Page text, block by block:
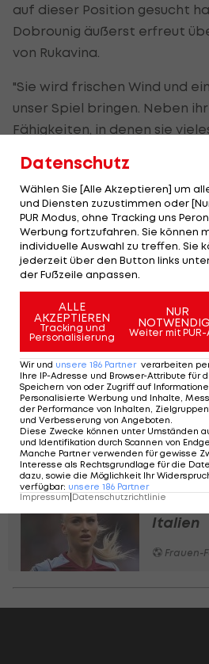
auf dieser Position gesucht
Dobrounig äußerst erfreut
von Rukavina.
"Sie wird frischen Wind und
unser Spiel bringen. Neben
Fähigkeiten, in denen sie
Persönlichkeit."
Rukavina begann ihre
erzielte in der Saison 2023/
darunter den 1:0-
gegen ihren neuen
Warte.
Sturm
Frauen-
ihrem
Italien
Frauen-
Datenschutz
Wählen Sie [Alle Akzeptieren] um
und Diensten zuzustimmen oder
PUR Modus, ohne Tracking uns
Werbung fortzufahren. Sie können
individuelle Auswahl zu treffen. Sie
jederzeit über den Button links
der Fußzeile anpassen.
ALLE
AKZEPTIEREN
Tracking und
Personalisierung
NUR
Weiter mit PUR-
Wir und unsere 186 Partner verarbeiten
Ihre IP-Adresse und Browser-Attribute für
Speichern von oder Zugriff auf
Personalisierte Werbung und Inhalte,
der Performance von Inhalten,
und Verbesserung von Angeboten
Diese Zwecke können unter Umständen
und Identifikation durch Scannen von
Manche Partner verwenden für gewisse
Interesse als Rechtsgrundlage für die
dazu, sowie die Möglichkeit Ihr
verfügbar: unsere 186 Partner
Impressum|Datenschutzrichtlinie